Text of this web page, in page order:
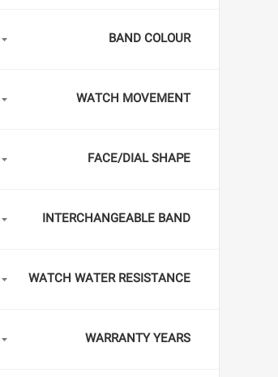
BAND COLOUR
WATCH MOVEMENT
FACE/DIAL SHAPE
INTERCHANGEABLE BAND
WATCH WATER RESISTANCE
WARRANTY YEARS